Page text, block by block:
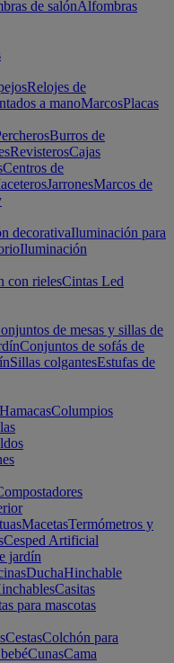
de salónAlfombras
Relojes de
a manoMarcosPlacas
Burros de
RevisterosCajas
Centros de
JarronesMarcos de
decorativaIluminación para
Iluminación
con rielesCintas Led
de mesas y sillas de
Conjuntos de sofás de
Sillas colgantesEstufas de
HamacasColumpios
MacetasTermómetros y
Cesped Artificial
jardín
DuchaHinchable
Casitas
para mascotas
CestasColchón para
CunasCama